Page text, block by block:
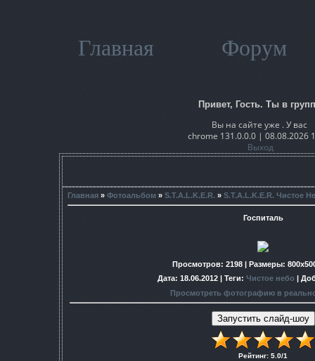
Главная Форум
Привет, Гость. Ты в
Вы на сайте уже . У вас
chrome 131.0.0.0 | 08.08.2026
Выход
Главная » Фотоальбом » S.T.A.L.K.E.R. » S.T.A.L.K.E.R. Чистое
Госпиталь
Просмотров: 2198 | Размеры:
Дата: 18.06.2012 | Теги: Чистое небо |
Просмотреть фотографию в
Рейтинг: 5.0/1